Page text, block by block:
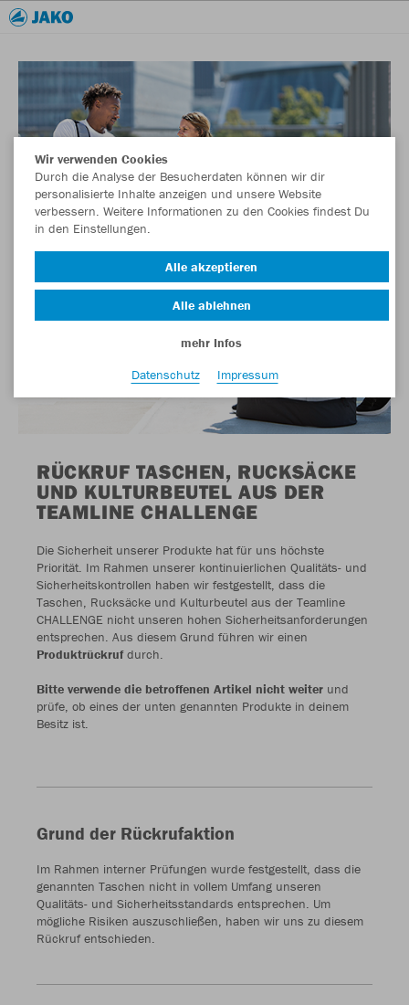
RÜCKRUF TASCHEN, RUCKSÄCKE
UND KULTURBEUTEL AUS DER
TEAMLINE CHALLENGE
Die Sicherheit unserer Produkte hat für uns höchste
Priorität. Im Rahmen unserer kontinuierlichen Qualitäts- und
Sicherheitskontrollen haben wir festgestellt, dass die
Taschen, Rucksäcke und Kulturbeutel aus der Teamline
CHALLENGE nicht unseren hohen Sicherheitsanforderungen
entsprechen. Aus diesem Grund führen wir einen
Produktrückrufdurch.
Bitte verwende die betroffenen Artikel nicht weiter und
prüfe, ob eines der unten genannten Produkte in deinem
Besitz ist.
Grund der Rückrufaktion
Im Rahmen interner Prüfungen wurde festgestellt, dass die
genannten Taschen nicht in vollem Umfang unseren
Qualitäts- und Sicherheitsstandards entsprechen. Um
mögliche Risiken auszuschließen, haben wir uns zu diesem
Rückruf entschieden.
Wir verwenden Cookies
Durch die Analyse der Besucherdaten können wir dir
personalisierte Inhalte anzeigen und unsere Website
verbessern. Weitere Informationen zu den Cookies findest Du
in den Einstellungen.
Alle akzeptieren
Alle ablehnen
mehr Infos
Datenschutz
Impressum